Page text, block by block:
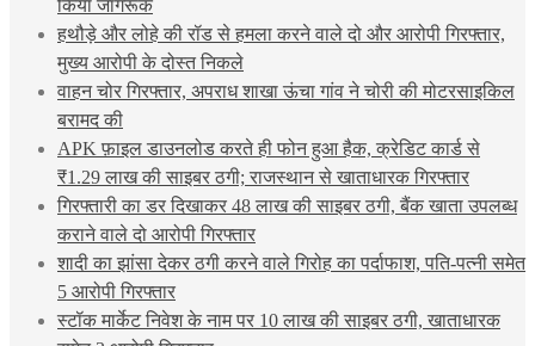
किया जागरूक
हथौड़े और लोहे की रॉड से हमला करने वाले दो और आरोपी गिरफ्तार,
मुख्य आरोपी के दोस्त निकले
वाहन चोर गिरफ्तार, अपराध शाखा ऊंचा गांव ने चोरी की मोटरसाइकिल
बरामद की
APK फ़ाइल डाउनलोड करते ही फोन हुआ हैक, क्रेडिट कार्ड से
₹1.29 लाख की साइबर ठगी; राजस्थान से खाताधारक गिरफ्तार
गिरफ्तारी का डर दिखाकर 48 लाख की साइबर ठगी, बैंक खाता उपलब्ध
कराने वाले दो आरोपी गिरफ्तार
शादी का झांसा देकर ठगी करने वाले गिरोह का पर्दाफाश, पति-पत्नी समेत
5 आरोपी गिरफ्तार
स्टॉक मार्केट निवेश के नाम पर 10 लाख की साइबर ठगी, खाताधारक